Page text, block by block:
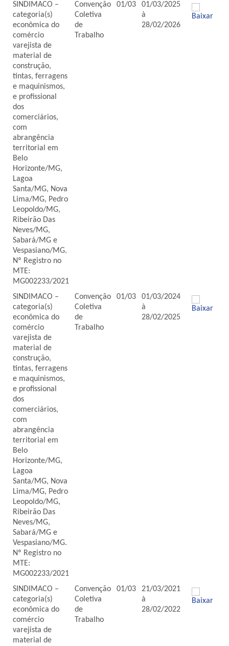
SINDIMACO –
categoria(s)
econômica do
comércio
varejista de
material de
construção,
tintas, ferragens
e maquinismos,
e profissional
dos
comerciários,
com
abrangência
territorial em
Belo
Horizonte/MG,
Lagoa
Santa/MG, Nova
Lima/MG, Pedro
Leopoldo/MG,
Ribeirão Das
Neves/MG,
Sabará/MG e
Vespasiano/MG.
Nº Registro no
MTE:
MG002233/2021
Convenção
Coletiva
de
Trabalho
01/03
01/03/2025
à
28/02/2026
SINDIMACO –
categoria(s)
econômica do
comércio
varejista de
material de
construção,
tintas, ferragens
e maquinismos,
e profissional
dos
comerciários,
com
abrangência
territorial em
Belo
Horizonte/MG,
Lagoa
Santa/MG, Nova
Lima/MG, Pedro
Leopoldo/MG,
Ribeirão Das
Neves/MG,
Sabará/MG e
Vespasiano/MG.
Nº Registro no
MTE:
MG002233/2021
Convenção
Coletiva
de
Trabalho
01/03
01/03/2024
à
28/02/2025
SINDIMACO –
categoria(s)
econômica do
comércio
varejista de
material de
Convenção
Coletiva
de
Trabalho
01/03
21/03/2021
à
28/02/2022